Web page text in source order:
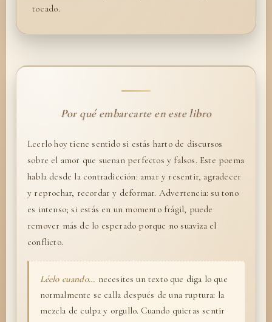
tocado.
Por qué embarcarte en este libro
Leerlo hoy tiene sentido si estás harto de discursos
sobre el amor que suenan perfectos y falsos. Este poema
habla desde la contradicción: amar y resentir, agradecer
y reprochar, recordar y deformar. Advertencia: su tono
es intenso; si estás en un momento frágil, puede
remover más de lo esperado porque no suaviza el
conflicto.
Léelo cuando… necesites un texto que diga lo que
normalmente se calla después de una ruptura: la
mezcla de culpa y orgullo. Cuando quieras sentir